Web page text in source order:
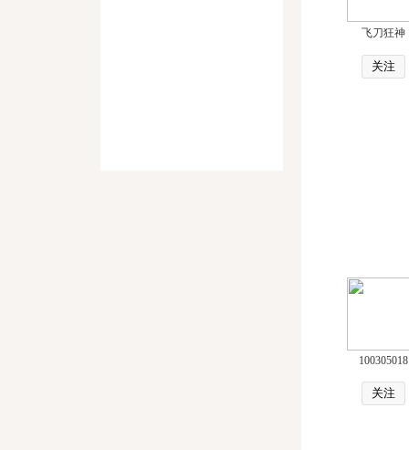
飞刀狂神
关注
100305018
关注